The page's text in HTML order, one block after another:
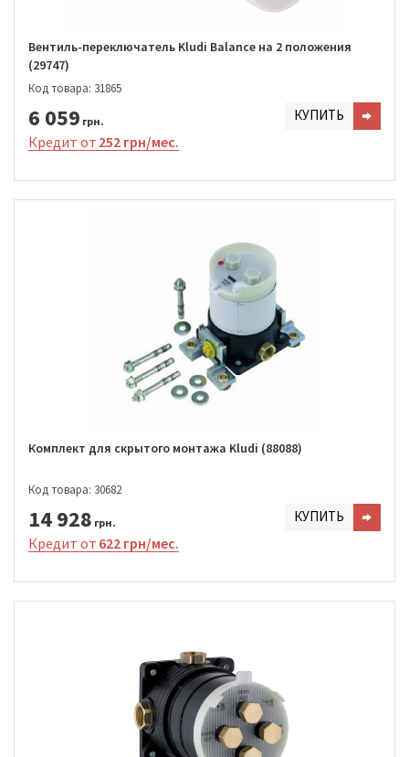
Вентиль-переключатель Kludi Balance на 2 положения
(29747)
Код товара: 31865
6 059 грн. КУПИТЬ
Кредит от 252 грн/мес.
Комплект для скрытого монтажа Kludi (88088)
Код товара: 30682
14 928 грн. КУПИТЬ
Кредит от 622 грн/мес.